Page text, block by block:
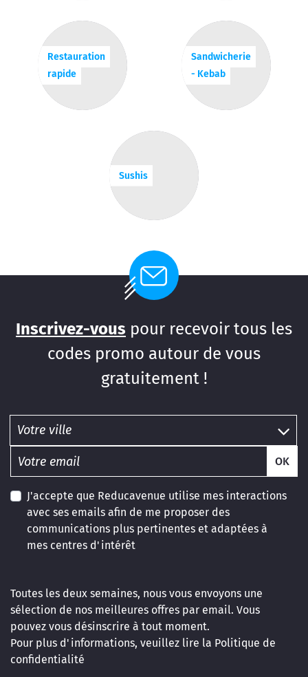
Restauration
rapide
Sandwicherie
- Kebab
Sushis
Inscrivez-vous pour recevoir tous les
codes promo autour de vous
gratuitement !
OK
J'accepte que Reducavenue utilise mes interactions
avec ses emails afin de me proposer des
communications plus pertinentes et adaptées à
mes centres d'intérêt
Toutes les deux semaines, nous vous envoyons une
sélection de nos meilleures offres par email. Vous
pouvez vous désinscrire à tout moment.
Pour plus d'informations, veuillez lire la Politique de
confidentialité